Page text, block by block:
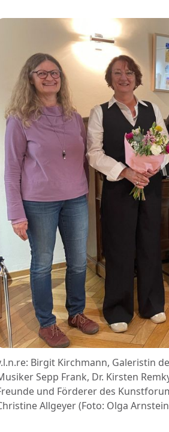
Birgit Kirchmann, Galeristin
Sepp Frank, Dr. Kirsten
und Förderer des
Allgeyer (Foto: Olga